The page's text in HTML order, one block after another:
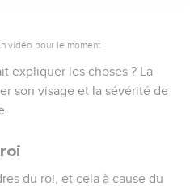
vidéo pour le moment.
expliquer les choses ? La
son visage et la sévérité de
du roi, et cela à cause du